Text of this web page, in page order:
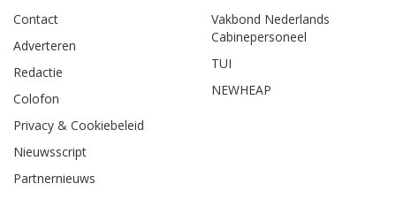
Contact
Adverteren
Redactie
Colofon
Privacy & Cookiebeleid
Nieuwsscript
Partnernieuws
Vakbond Nederlands
Cabinepersoneel
TUI
NEWHEAP